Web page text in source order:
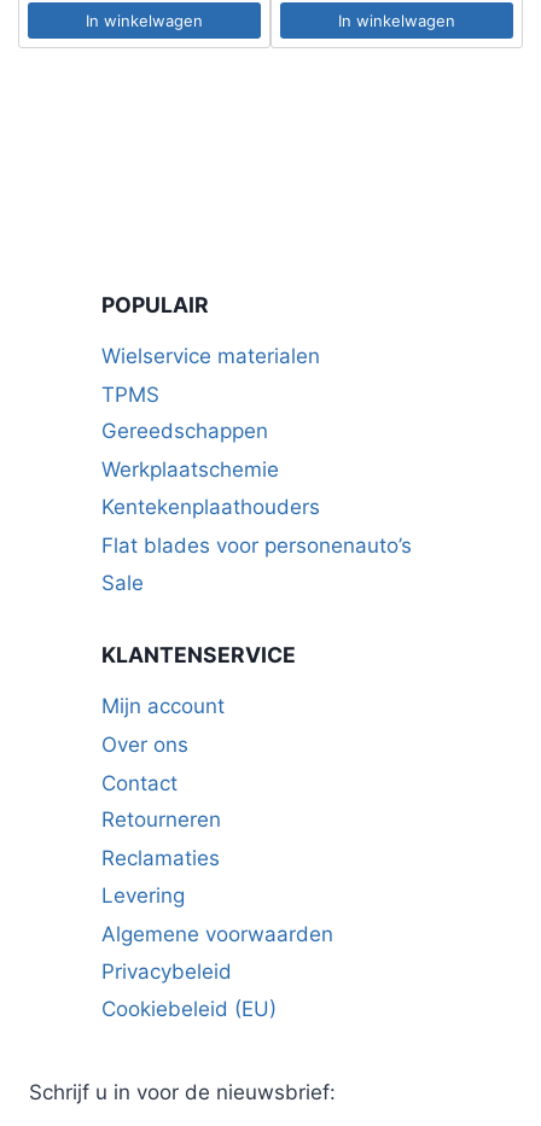
In winkelwagen In winkelwagen
POPULAIR
Wielservice materialen
TPMS
Gereedschappen
Werkplaatschemie
Kentekenplaathouders
Flat blades voor personenauto’s
Sale
KLANTENSERVICE
Mijn account
Over ons
Contact
Retourneren
Reclamaties
Levering
Algemene voorwaarden
Privacybeleid
Cookiebeleid (EU)
Schrijf u in voor de nieuwsbrief: